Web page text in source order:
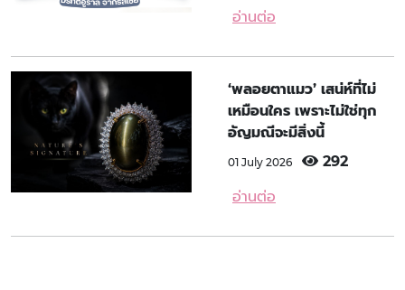
อ่านต่อ
‘พลอยตาแมว’ เสน่ห์ที่ไม่
เหมือนใคร เพราะไม่ใช่ทุก
อัญมณีจะมีสิ่งนี้
01 July 2026 292
อ่านต่อ